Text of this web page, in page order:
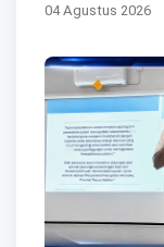
04 Agustus 2026